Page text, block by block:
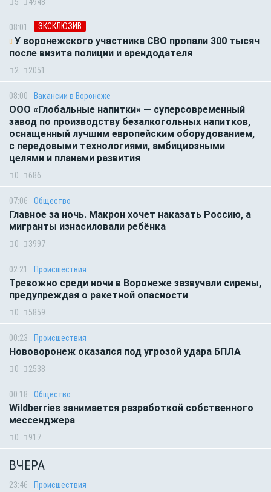
5 4948
08:01 ЭКСКЛЮЗИВ
У воронежского участника СВО пропали 300 тысяч
после визита полиции и арендодателя
2 2051
08:00 Вакансии в Воронеже
ООО «Глобальные напитки» — суперсовременный
завод по производству безалкогольных напитков,
оснащенный лучшим европейским оборудованием,
с передовыми технологиями, амбициозными
целями и планами развития
0 686
07:06 Общество
Главное за ночь. Макрон хочет наказать Россию, а
мигранты изнасиловали ребёнка
0 3997
02:21 Происшествия
Тревожно среди ночи в Воронеже зазвучали сирены,
предупреждая о ракетной опасности
0 5859
00:23 Происшествия
Нововоронеж оказался под угрозой удара БПЛА
0 2538
00:18 Общество
Wildberries занимается разработкой собственного
мессенджера
0 917
ВЧЕРА
23:46 Происшествия